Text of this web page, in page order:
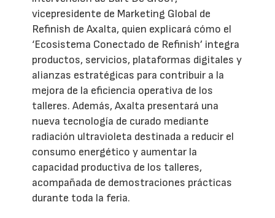
vicepresidente de Marketing Global de
Refinish de Axalta, quien explicará cómo el
‘Ecosistema Conectado de Refinish’ integra
productos, servicios, plataformas digitales y
alianzas estratégicas para contribuir a la
mejora de la eficiencia operativa de los
talleres. Además, Axalta presentará una
nueva tecnología de curado mediante
radiación ultravioleta destinada a reducir el
consumo energético y aumentar la
capacidad productiva de los talleres,
acompañada de demostraciones prácticas
durante toda la feria.